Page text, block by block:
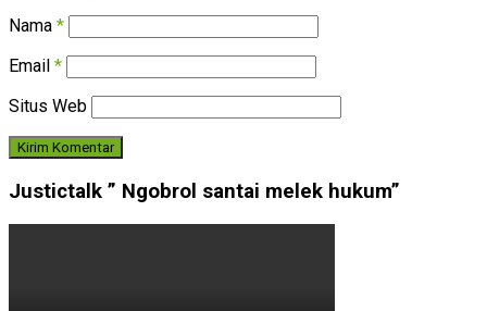
Nama *
Email *
Situs Web
Justictalk ” Ngobrol santai melek hukum”